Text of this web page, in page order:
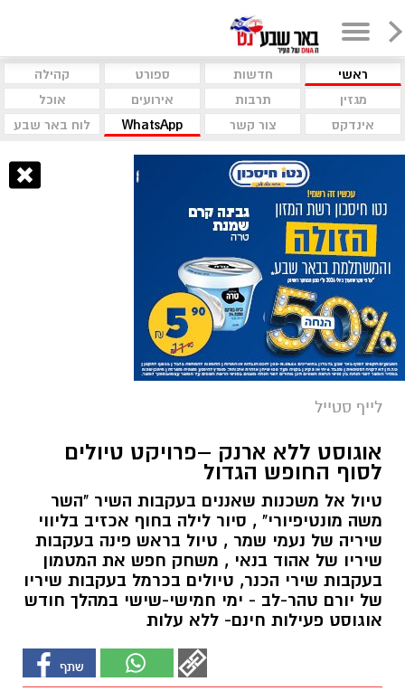
ראשי חדשות ספורט
קהילה
מגזין
תרבות אירועים
אוכל
אינדקס
צור קשר WhatsApp לוח באר שבע
לייף סטייל
אוגוסט ללא ארנק –פרויקט טיולים
לסוף החופש הגדול
טיול אל משכנות שאננים בעקבות השיר "השר
משה מונטיפיורי" , סיור לילה בחוף אכזיב בליווי
שיריה של נעמי שמר , טיול בראש פינה בעקבות
שיריו של אהוד בנאי , משחק חפש את המטמון
בעקבות שירי הכנר, טיולים בכרמל בעקבות שיריו
של יורם טהר-לב - ימי חמישי-שישי במהלך חודש
אוגוסט פעילות חינם- ללא עלות